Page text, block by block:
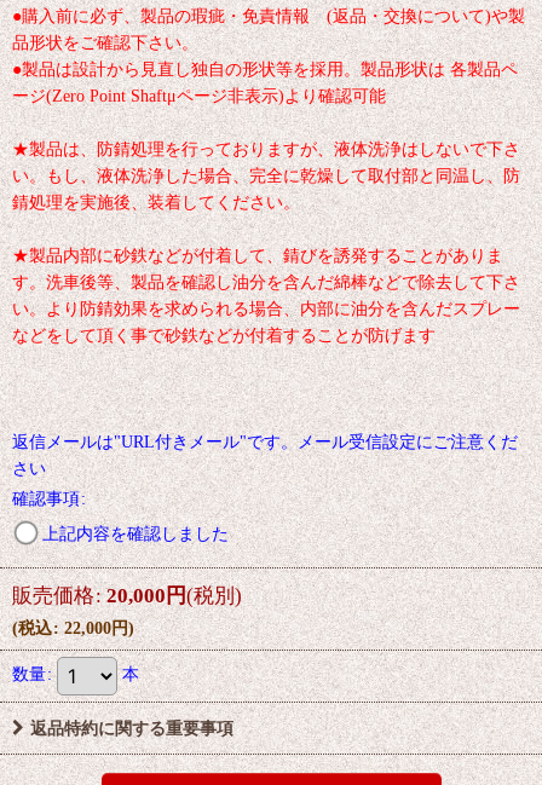
●購入前に必ず、製品の瑕疵・免責情報 (返品・交換について)や製
品形状をご確認下さい。
●製品は設計から見直し独自の形状等を採用。製品形状は 各製品ペ
ージ(Zero Point Shaftμページ非表示)より確認可能
★製品は、防錆処理を行っておりますが、液体洗浄はしないで下さ
い。もし、液体洗浄した場合、完全に乾燥して取付部と同温し、防
錆処理を実施後、装着してください。
★製品内部に砂鉄などが付着して、錆びを誘発することがありま
す。洗車後等、製品を確認し油分を含んだ綿棒などで除去して下さ
い。より防錆効果を求められる場合、内部に油分を含んだスプレー
などをして頂く事で砂鉄などが付着することが防げます
返信メールは"URL付きメール"です。メール受信設定にご注意くだ
さい
確認事項:
上記内容を確認しました
販売価格: 20,000円(税別)
(税込: 22,000円)
数量: 本
返品特約に関する重要事項